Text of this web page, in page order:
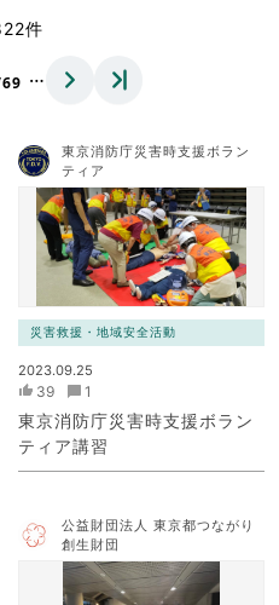
件
…
東京消防庁災害時支援ボラン
ティア
災害救援・地域安全活動
2023.09.25
39 1
東京消防庁災害時支援ボラン
ティア講習
公益財団法人 東京都つながり
創生財団